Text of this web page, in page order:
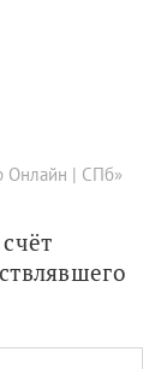
Онлайн | СПб»